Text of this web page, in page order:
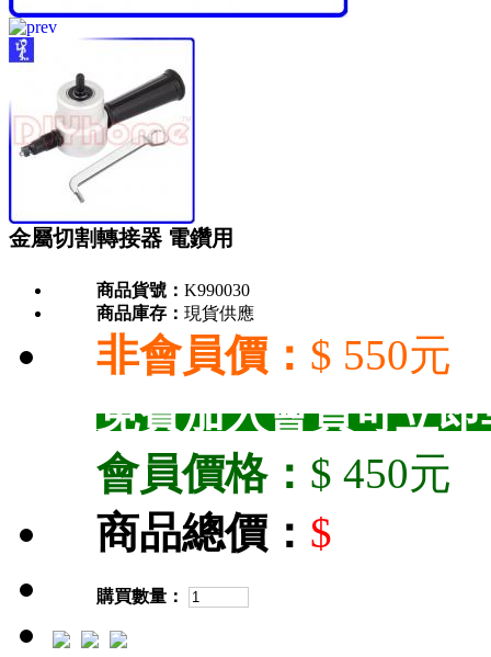
金屬切割轉接器 電鑽用
商品貨號： K990030
商品庫存： 現貨供應
非會員價： $ 550元
免費加入會員可立
會員價格： $ 450元
商品總價： $
購買數量：